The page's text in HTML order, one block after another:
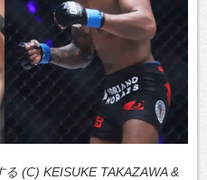
る (C) KEISUKE TAKAZAWA &